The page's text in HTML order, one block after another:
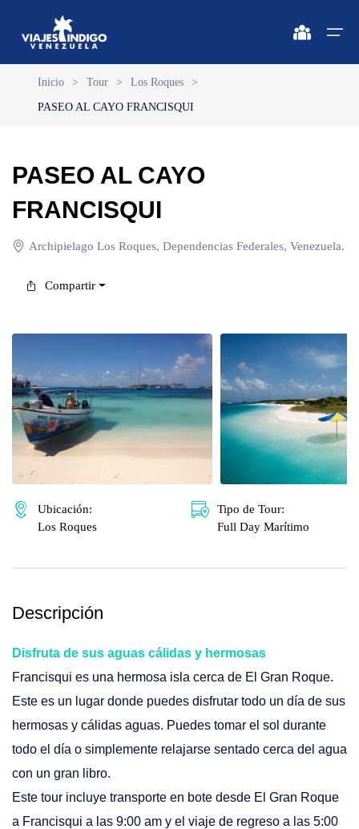
Inicio
🔍 Sol y Playa
🌴 Margarita
🌴 Los Roques
🌴 Morrocoy
🌴 Península de Paria
🌴 Caracas
🌴 Delta del Orinoco
Promociones
Contacto
Inicio > Tour > Los Roques >
PASEO AL CAYO FRANCISQUI
PASEO AL CAYO
FRANCISQUI
Archipielago Los Roques, Dependencias Federales, Venezuela.
Compartir
Ubicación:
Los Roques
Tipo de Tour:
Full Day Marítimo
Descripción
Disfruta de sus aguas cálidas y hermosas
Francisqui es una hermosa isla cerca de El Gran Roque.
Este es un lugar donde puedes disfrutar todo un día de sus
hermosas y cálidas aguas. Puedes tomar el sol durante
todo el día o simplemente relajarse sentado cerca del agua
con un gran libro.
Este tour incluye transporte en bote desde El Gran Roque
a Francisqui a las 9:00 am y el viaje de regreso a las 5:00